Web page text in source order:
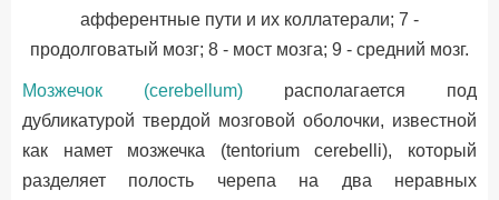
афферентные пути и их коллатерали; 7 -
продолговатый мозг; 8 - мост мозга; 9 - средний мозг.
Мозжечок (cerebellum) располагается под
дубликатурой твердой мозговой оболочки, известной
как намет мозжечка (tentorium cerebelli), который
разделяет полость черепа на два неравных